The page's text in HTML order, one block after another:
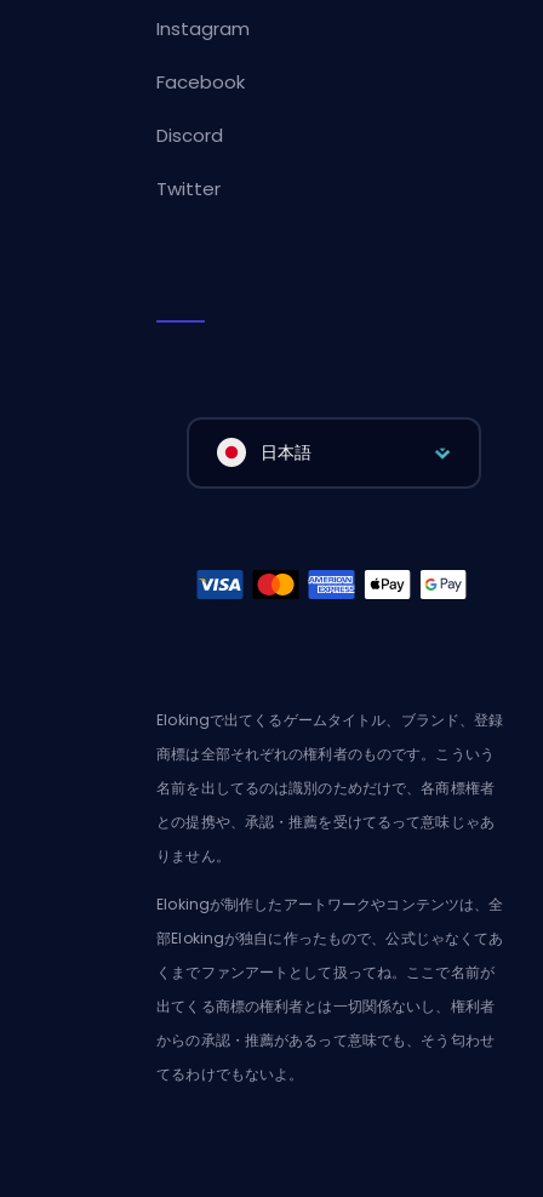
Instagram
Facebook
Discord
Twitter
日本語
Elokingで出てくるゲームタイトル、ブランド、登録
商標は全部それぞれの権利者のものです。こういう
名前を出してるのは識別のためだけで、各商標権者
との提携や、承認・推薦を受けてるって意味じゃあ
りません。
Elokingが制作したアートワークやコンテンツは、全
部Elokingが独自に作ったもので、公式じゃなくてあ
くまでファンアートとして扱ってね。ここで名前が
出てくる商標の権利者とは一切関係ないし、権利者
からの承認・推薦があるって意味でも、そう匂わせ
てるわけでもないよ。